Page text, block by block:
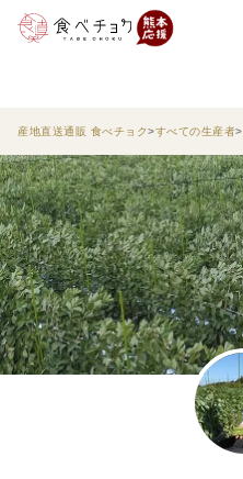
産地直送通販 食べチョク すべての生産者